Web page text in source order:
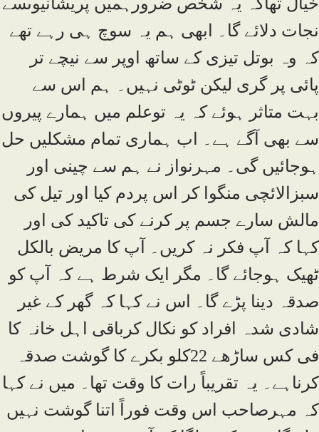
نجات دلائے گا۔ ابھی ہم یہ سوچ ہی رہے تھے
کہ وہ بوتل تیزی کے ساتھ اوپر سے نیچے تر
پائی پر گری لیکن ٹوٹی نہیں۔ ہم اس سے
بہت متاثر ہوئے کہ یہ توعلم میں ہمارے پیروں
سے بھی آگے ہے۔ اب ہماری تمام مشکلیں حل
ہوجائیں گی۔ مہرنواز نے ہم سے چینی اور
سبزالائچی منگوا کر اس پردم کیا اور تیل کی
مالش سارے جسم پر کرنے کی تاکید کی اور
کہا کہ آپ فکر نہ کریں۔ آپ کا مریض بالکل
ٹھیک ہوجائے گا۔ مگر ایک شرط ہے کہ آپ کو
صدقہ دینا پڑے گا۔ اس نے کہا کہ گھر کے غیر
شادی شدہ افراد کو نکال کرباقی اہل خانہ کا
فی کس ساڑھے 22کلو بکرے کا گوشت صدقہ
کرناہے۔ یہ تقریباً رات کا وقت تھا۔ میں نے کہا
کہ مہرصاحب اس وقت فوراً اتنا گوشت نہیں